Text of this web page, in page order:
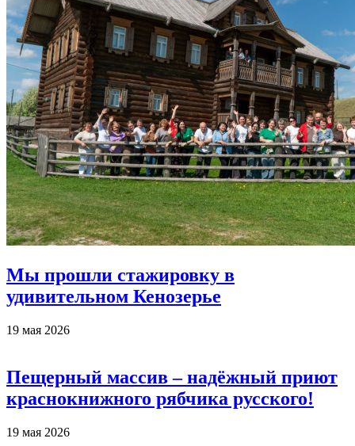
Мы прошли стажировку в
удивительном Кенозерье
19 мая 2026
Пещерный массив – надёжный приют
краснокнижного рябчика русского!
19 мая 2026